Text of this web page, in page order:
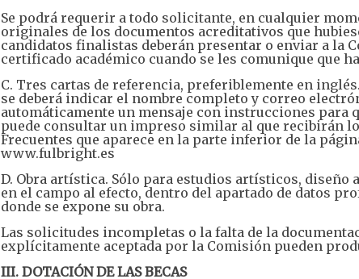
Se podrá requerir a todo solicitante, en cualquier
originales de los documentos acreditativos que
candidatos finalistas deberán presentar o enviar a la
certificado académico cuando se les comunique que
C. Tres cartas de referencia, preferiblemente en
se deberá indicar el nombre completo y correo
automáticamente un mensaje con instrucciones para
puede consultar un impreso similar al que recibirán
Frecuentes que aparece en la parte inferior de la
www.fulbright.es
D. Obra artística. Sólo para estudios artísticos, diseño
en el campo al efecto, dentro del apartado de datos
donde se expone su obra.
Las solicitudes incompletas o la falta de la
explícitamente aceptada por la Comisión pueden
III. DOTACIÓN DE LAS BECAS